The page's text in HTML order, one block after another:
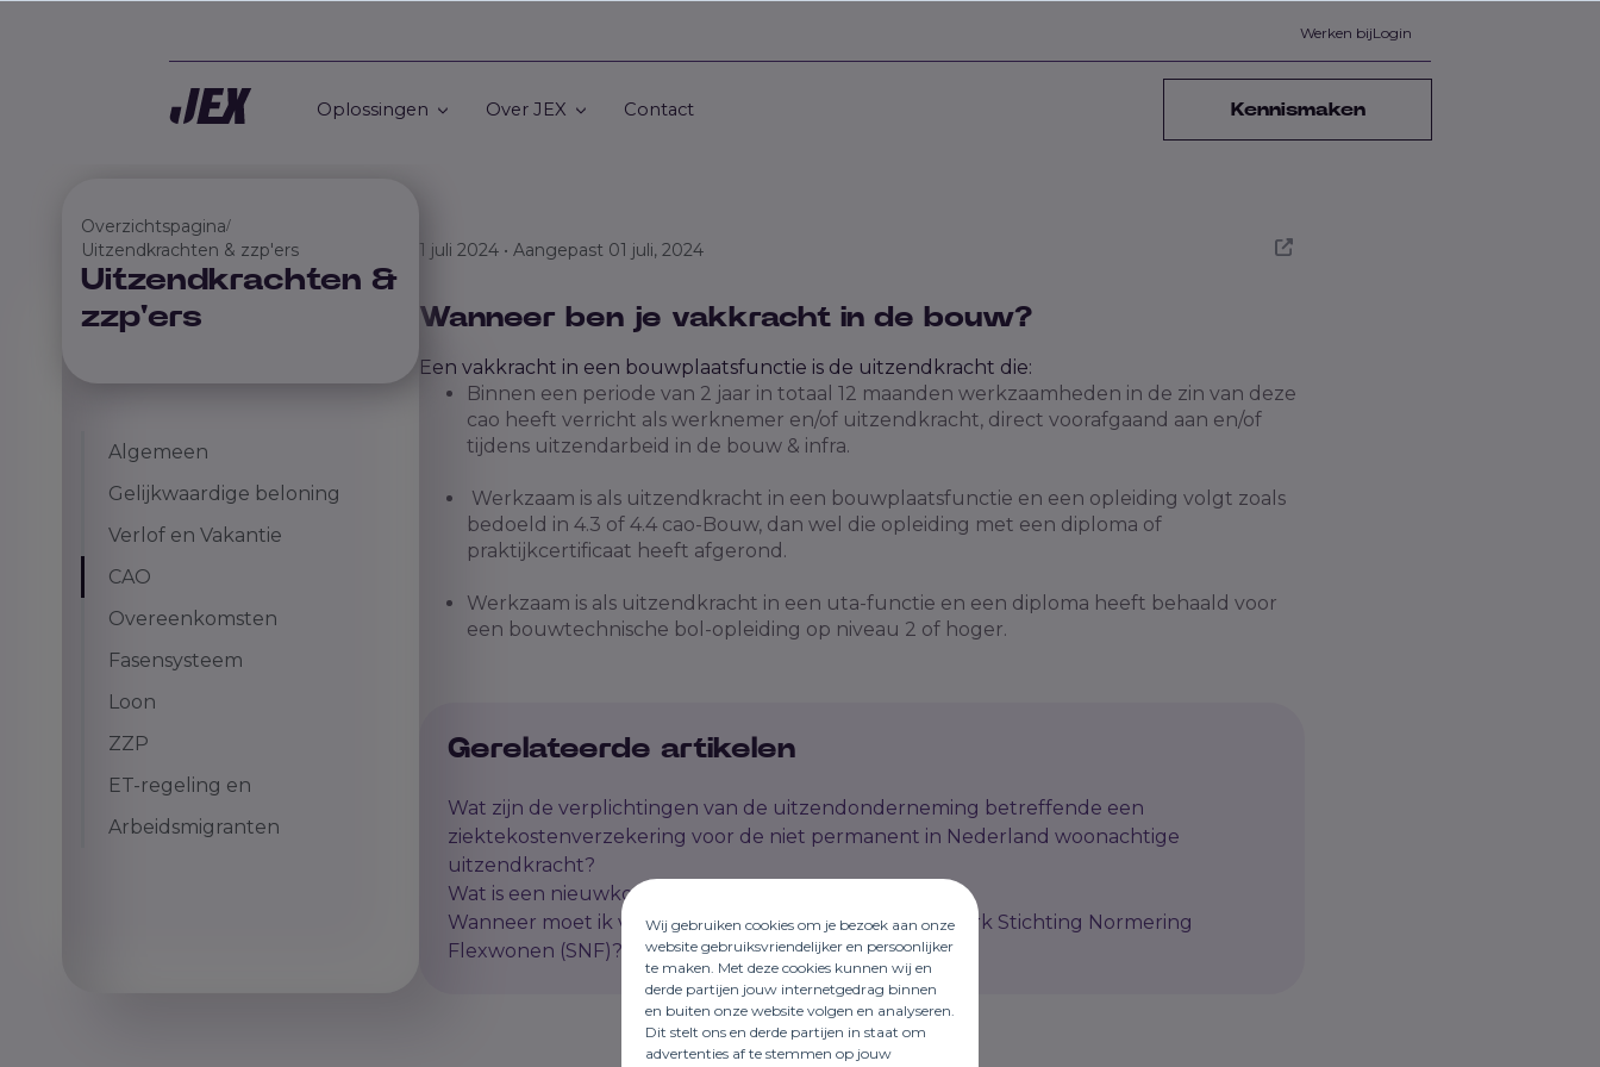
Wij gebruiken cookies om je bezoek aan onze
website gebruiksvriendelijker en persoonlijker
te maken. Met deze cookies kunnen wij en
derde partijen jouw internetgedrag binnen
en buiten onze website volgen en analyseren.
Dit stelt ons en derde partijen in staat om
advertenties af te stemmen op jouw
Werken bijLogin
Oplossingen Over JEX Contact Kennismaken
Overzichtspagina/
Uitzendkrachten & zzp'ers
Uitzendkrachten &
zzp'ers
Algemeen
Gelijkwaardige beloning
Verlof en Vakantie
CAO
Overeenkomsten
Fasensysteem
Loon
ZZP
ET-regeling en
Arbeidsmigranten
1 juli 2024 • Aangepast 01 juli, 2024
Wanneer ben je vakkracht in de bouw?
Een vakkracht in een bouwplaatsfunctie is de uitzendkracht die:
Binnen een periode van 2 jaar in totaal 12 maanden werkzaamheden in de zin van deze
cao heeft verricht als werknemer en/of uitzendkracht, direct voorafgaand aan en/of
tijdens uitzendarbeid in de bouw & infra.
Werkzaam is als uitzendkracht in een bouwplaatsfunctie en een opleiding volgt zoals
bedoeld in 4.3 of 4.4 cao-Bouw, dan wel die opleiding met een diploma of
praktijkcertificaat heeft afgerond.
Werkzaam is als uitzendkracht in een uta-functie en een diploma heeft behaald voor
een bouwtechnische bol-opleiding op niveau 2 of hoger.
Gerelateerde artikelen
Wat zijn de verplichtingen van de uitzendonderneming betreffende een
ziektekostenverzekering voor de niet permanent in Nederland woonachtige
uitzendkracht?
Wat is een nieuwkomer in de bouw?
Wanneer moet ik voldoen aan het huisvestingskeurmerk Stichting Normering
Flexwonen (SNF)?